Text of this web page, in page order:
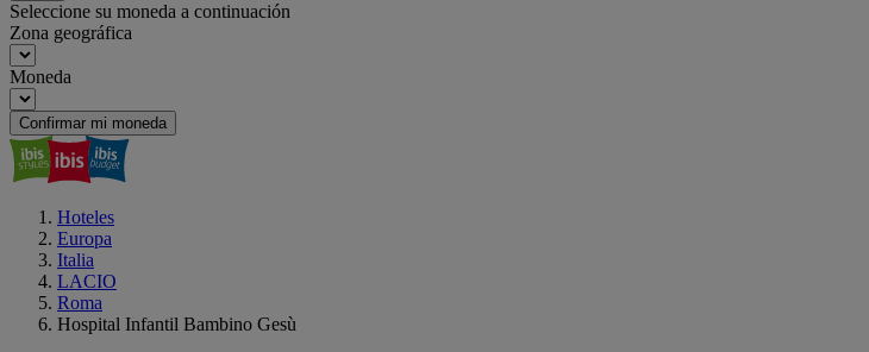
Seleccione su moneda a continuación
Zona geográfica
Moneda
Confirmar mi moneda
Hoteles
Europa
Italia
LACIO
Roma
Hospital Infantil Bambino Gesù